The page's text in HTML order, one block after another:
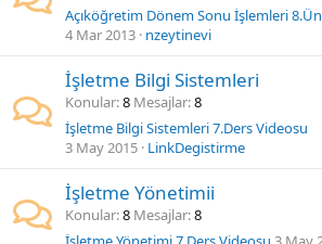
Açıköğretim Dönem Sonu İşlemleri
4 Mar 2013 nzeytinevi
İşletme Bilgi Sistemleri
Konular 8 Mesajlar 8
İşletme Bilgi Sistemleri 7.Ders Videosu
3 May 2015 LinkDegistirme
İşletme Yönetimii
Konular 8 Mesajlar 8